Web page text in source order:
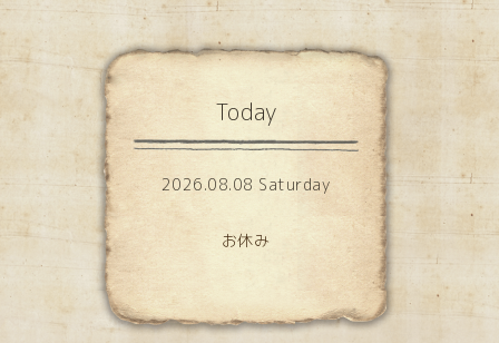
Today
2026.08.08 Saturday
お休み